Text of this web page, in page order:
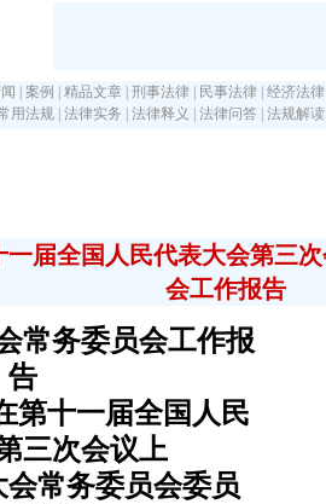
案例 精品文章 刑事法律 民事法律 经济法律
用法规 法律实务 法律释义 法律问答 法规解读
届全国人民代表大会第三
会工作报告
常务委员会工作报
告
第十一届全国人民
三次会议上
常务委员会委员